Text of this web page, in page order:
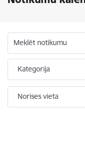
Meklēt notikumu
Kategorija
Norises vieta